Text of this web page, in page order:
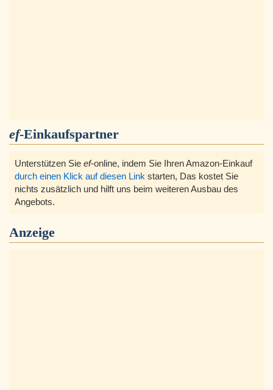
ef-Einkaufspartner
Unterstützen Sie ef-online, indem Sie Ihren Amazon-Einkauf
durch einen Klick auf diesen Link starten, Das kostet Sie
nichts zusätzlich und hilft uns beim weiteren Ausbau des
Angebots.
Anzeige